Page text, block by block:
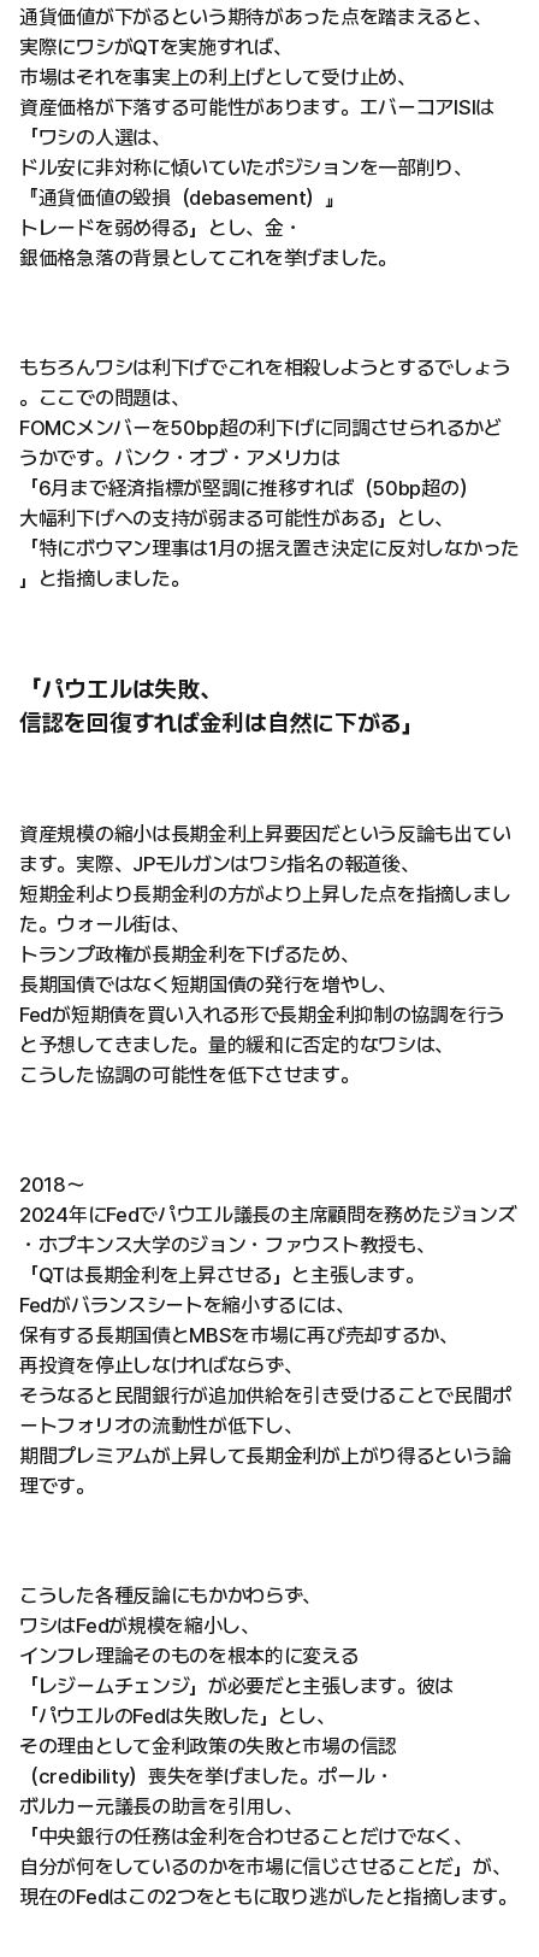
通貨価値が下がるという期待があった点を踏まえると、
実際にワシがQTを実施すれば、
市場はそれを事実上の利上げとして受け止め、
資産価格が下落する可能性があります。エバーコアISIは
「ワシの人選は、
ドル安に非対称に傾いていたポジションを一部削り、
『通貨価値の毀損（debasement）』
トレードを弱め得る」とし、金・
銀価格急落の背景としてこれを挙げました。
もちろんワシは利下げでこれを相殺しようとするでしょう
。ここでの問題は、
FOMCメンバーを50bp超の利下げに同調させられるかど
うかです。バンク・オブ・アメリカは
「6月まで経済指標が堅調に推移すれば（50bp超の）
大幅利下げへの支持が弱まる可能性がある」とし、
「特にボウマン理事は1月の据え置き決定に反対しなかった
」と指摘しました。
「パウエルは失敗、
信認を回復すれば金利は自然に下がる」
資産規模の縮小は長期金利上昇要因だという反論も出てい
ます。実際、JPモルガンはワシ指名の報道後、
短期金利より長期金利の方がより上昇した点を指摘しまし
た。ウォール街は、
トランプ政権が長期金利を下げるため、
長期国債ではなく短期国債の発行を増やし、
Fedが短期債を買い入れる形で長期金利抑制の協調を行う
と予想してきました。量的緩和に否定的なワシは、
こうした協調の可能性を低下させます。
2018〜
2024年にFedでパウエル議長の主席顧問を務めたジョンズ
・ホプキンス大学のジョン・ファウスト教授も、
「QTは長期金利を上昇させる」と主張します。
Fedがバランスシートを縮小するには、
保有する長期国債とMBSを市場に再び売却するか、
再投資を停止しなければならず、
そうなると民間銀行が追加供給を引き受けることで民間ポ
ートフォリオの流動性が低下し、
期間プレミアムが上昇して長期金利が上がり得るという論
理です。
こうした各種反論にもかかわらず、
ワシはFedが規模を縮小し、
インフレ理論そのものを根本的に変える
「レジームチェンジ」が必要だと主張します。彼は
「パウエルのFedは失敗した」とし、
その理由として金利政策の失敗と市場の信認
（credibility）喪失を挙げました。ポール・
ボルカー元議長の助言を引用し、
「中央銀行の任務は金利を合わせることだけでなく、
自分が何をしているのかを市場に信じさせることだ」が、
現在のFedはこの2つをともに取り逃がしたと指摘します。